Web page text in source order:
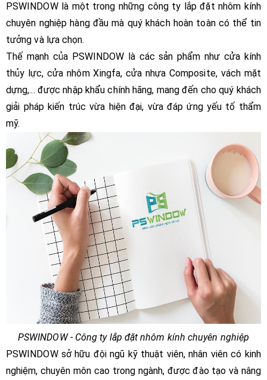
PSWINDOW là một trong những công ty lắp đặt nhôm kính
chuyên nghiệp hàng đầu mà quý khách hoàn toàn có thể tin
tưởng và lựa chọn.
Thế mạnh của PSWINDOW là các sản phẩm như cửa kính
thủy lực, cửa nhôm Xingfa, cửa nhựa Composite, vách mặt
dựng,... được nhập khẩu chính hãng, mang đến cho quý khách
giải pháp kiến trúc vừa hiện đại, vừa đáp ứng yếu tố thẩm
mỹ.
PSWINDOW - Công ty lắp đặt nhôm kính chuyên nghiệp
PSWINDOW sở hữu đội ngũ kỹ thuật viên, nhân viên có kinh
nghiệm, chuyên môn cao trong ngành, được đào tạo và nâng